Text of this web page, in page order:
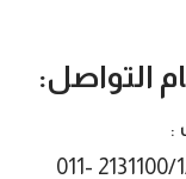
التواصل:
:
2131100/1/